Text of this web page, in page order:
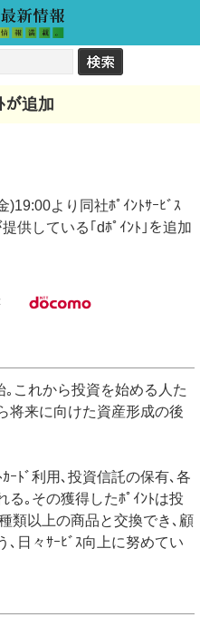
が追加
より同社ﾎﾟｲﾝﾄｻｰﾋﾞｽ
供している｢dﾎﾟｲﾝﾄ｣を追加
｡これから投資を始める人た
将来に向けた資産形成の後
ｰﾄﾞ利用､投資信託の保有､各
る｡その獲得したﾎﾟｲﾝﾄは投
類以上の商品と交換でき､顧
､日々ｻｰﾋﾞｽ向上に努めてい